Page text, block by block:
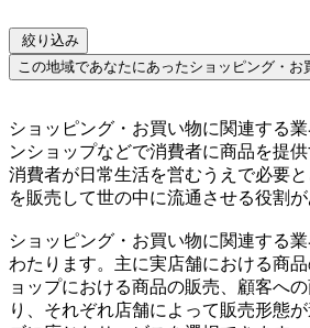
絞り込み
この地域であなたにあったショッピング・お
ショッピング・お買い物に関連する
ンショップなどで消費者に商品を提供
消費者が日常生活を営むうえで必要
を販売して世の中に流通させる役割が
ショッピング・お買い物に関連する
わたります。主に実店舗における商
ョップにおける商品の販売、顧客へ
り、それぞれ店舗によって販売形態